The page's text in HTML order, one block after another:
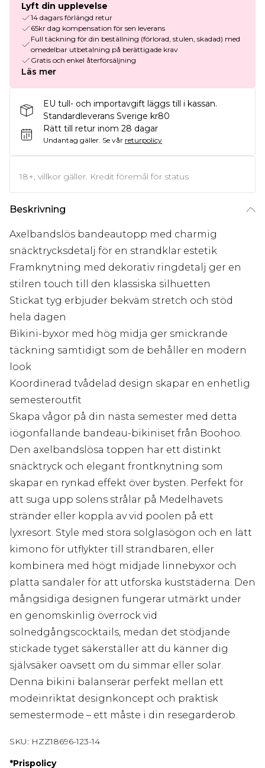
Lyft din upplevelse
14 dagars förlängd retur
65kr dag kompensation för sen leverans
Full täckning för din beställning (förlorad, stulen, skadad) med
omedelbar utbetalning på berättigade krav
Gratis och enkel återförsäljning
Läs mer
EU tull- och importavgift läggs till i kassan.
Standardleverans Sverige kr80
Rätt till retur inom 28 dagar
Undantag gäller. Se vår returpolicy
18+, villkor gäller. Kredit föremål för status
Beskrivning
Axelbandslös bandeautopp med charmig
snäcktrycksdetalj för en strandklar estetik
Framknytning med dekorativ ringdetalj ger en
stilren touch till den klassiska silhuetten
Stickat tyg erbjuder bekväm stretch och stöd
hela dagen
Bikini-byxor med hög midja ger smickrande
täckning samtidigt som de behåller en modern
look
Koordinerad tvådelad design skapar en enhetlig
semesteroutfit
Skapa vågor på din nästa semester med detta
iögonfallande bandeau-bikiniset från Boohoo.
Den axelbandslösa toppen har ett distinkt
snäcktryck och elegant frontknytning som
skapar en rynkad effekt över bysten. Perfekt för
att suga upp solens strålar på Medelhavets
stränder eller koppla av vid poolen på ett
lyxresort. Style med stora solglasögon och en lätt
kimono för utflykter till strandbaren, eller
kombinera med högt midjade linnebyxor och
platta sandaler för att utforska kuststäderna. Den
mångsidiga designen fungerar utmärkt under
en genomskinlig överrock vid
solnedgångscocktails, medan det stödjande
stickade tyget säkerställer att du känner dig
självsäker oavsett om du simmar eller solar.
Denna bikini balanserar perfekt mellan ett
modeinriktat designkoncept och praktisk
semestermode – ett måste i din resegarderob.
SKU: HZZ18696-123-14
*Prispolicy